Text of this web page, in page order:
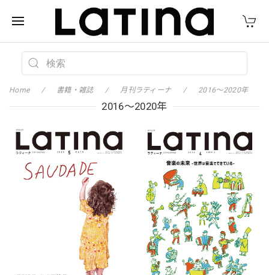
Home 書籍・雑誌 月刊ラティーナ 2016〜2020年
2016〜2020年